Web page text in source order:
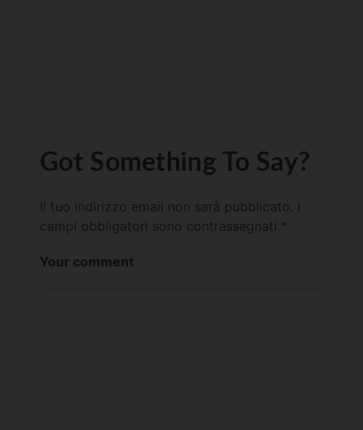
Got Something To Say?
Il tuo indirizzo email non sarà pubblicato.
campi obbligatori sono contrassegnati *
Your comment